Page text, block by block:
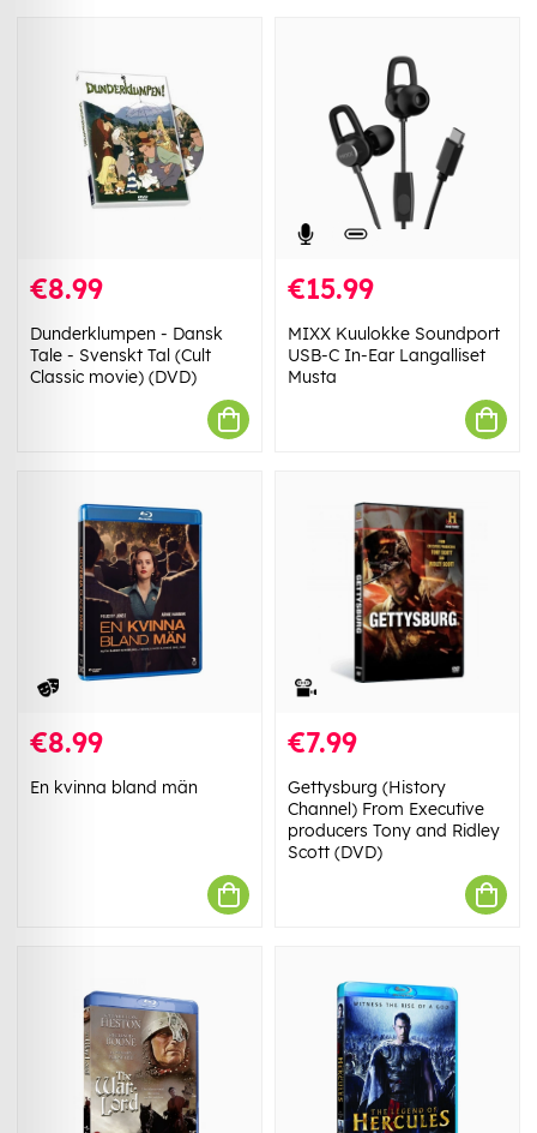
€8.99
​Dunderklumpen - Dansk
Tale - Svenskt Tal (Cult
Classic movie) (DVD)
€15.99
MIXX Kuulokke Soundport
USB-C In-Ear Langalliset
Musta
€8.99
En kvinna bland män
€7.99
Gettysburg (History
Channel) From Executive
producers Tony and Ridley
Scott (DVD)